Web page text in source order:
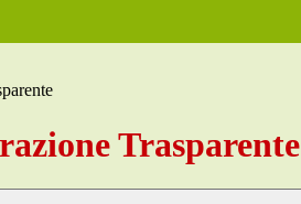
Trasparente